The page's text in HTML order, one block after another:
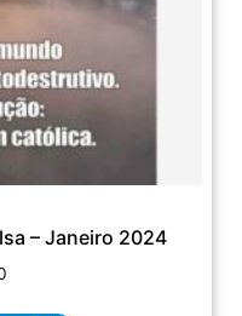
– Janeiro 2024